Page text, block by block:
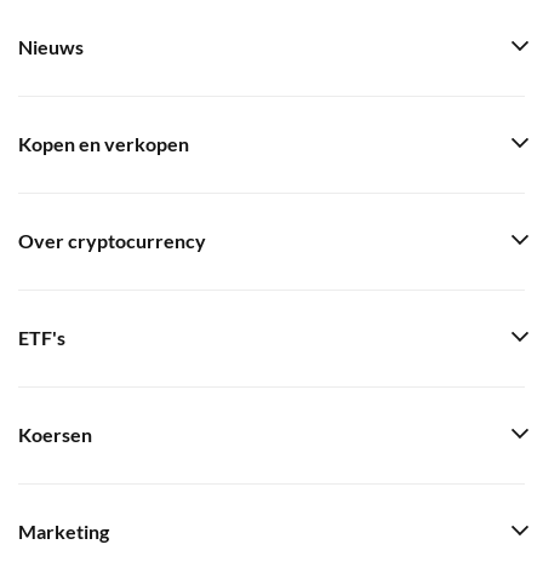
Nieuws
Kopen en verkopen
Over cryptocurrency
ETF's
Koersen
Marketing